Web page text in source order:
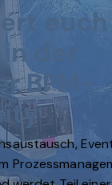
euch
der
BPM-